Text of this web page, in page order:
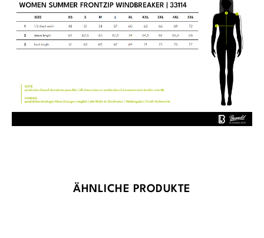
Produktgalerie überspringen
ÄHNLICHE PRODUKTE